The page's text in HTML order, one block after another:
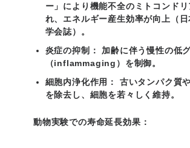
ー」により機能不全のミトコンドリ
れ、エネルギー産生効率が向上（日
学会誌）。
炎症の抑制：
加齢に伴う慢性の低
（inflammaging）を制御。
細胞内浄化作用：
古いタンパク質
を除去し、細胞を若々しく維持。
動物実験での寿命延長効果：